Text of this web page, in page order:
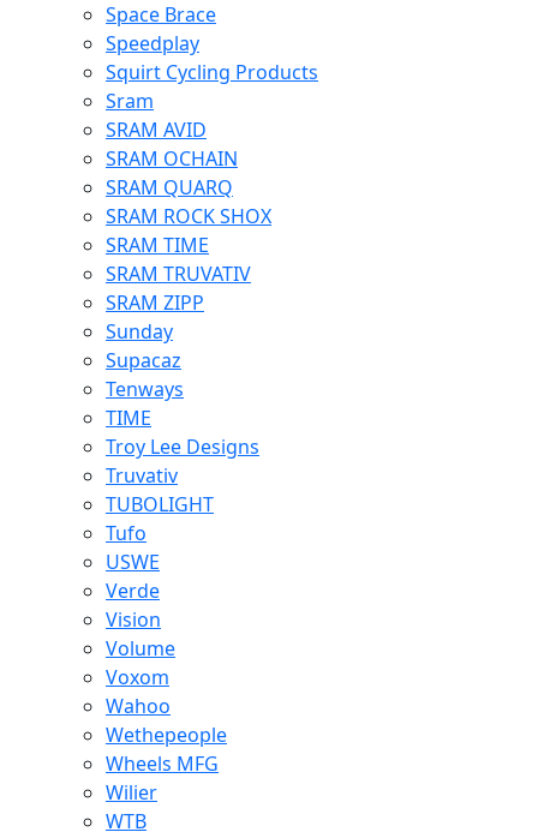
Space Brace
Speedplay
Squirt Cycling Products
Sram
SRAM AVID
SRAM OCHAIN
SRAM QUARQ
SRAM ROCK SHOX
SRAM TIME
SRAM TRUVATIV
SRAM ZIPP
Sunday
Supacaz
Tenways
TIME
Troy Lee Designs
Truvativ
TUBOLIGHT
Tufo
USWE
Verde
Vision
Volume
Voxom
Wahoo
Wethepeople
Wheels MFG
Wilier
WTB